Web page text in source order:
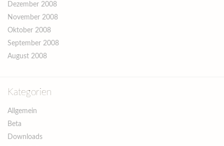
Dezember 2008
November 2008
Oktober 2008
September 2008
August 2008
Kategorien
Allgemein
Beta
Downloads